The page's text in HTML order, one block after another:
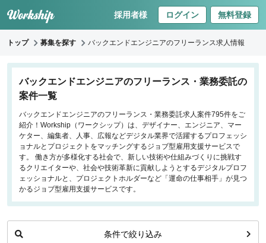
採用者様 ログイン 無料登録
トップ 募集を探す バックエンドエンジニアのフリーランス求人情報
バックエンドエンジニアのフリーランス・業務委託の
案件一覧
バックエンドエンジニアのフリーランス・業務委託求人案件795件をご
紹介！Workship（ワークシップ）は、デザイナー、エンジニア、マー
ケター、編集者、人事、広報などデジタル業界で活躍するプロフェッシ
ョナルとプロジェクトをマッチングするジョブ型雇用支援サービスで
す。 働き方が多様化する社会で、新しい技術や仕組みづくりに挑戦す
るクリエイターや、社会や技術革新に貢献しようとするデジタルプロフ
ェッショナルと、プロジェクトホルダーなど「運命の仕事相手」が見つ
かるジョブ型雇用支援サービスです。
条件で絞り込み
キーワードで探す
フロントエンドエンジニア
バックエンドエンジニア
インフラエンジニア
iOS/Androidアプリエンジニア
データサイエンティスト